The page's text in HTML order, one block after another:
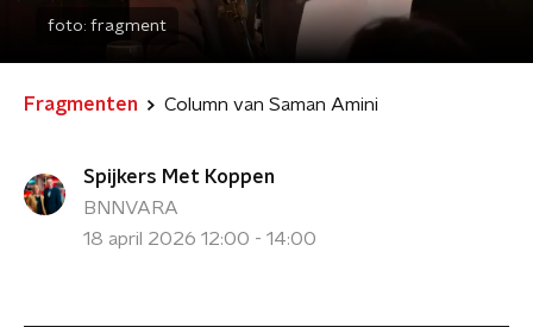
foto: fragment
Fragmenten Column van Saman Amini
Spijkers Met Koppen
BNNVARA
18 april 2026 12:00 - 14:00